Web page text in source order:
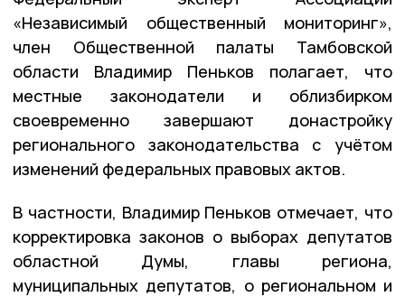
«Независимый общественный мониторинг»,
член Общественной палаты Тамбовской
области Владимир Пеньков полагает, что
местные законодатели и облизбирком
своевременно завершают донастройку
регионального законодательства с учётом
изменений федеральных правовых актов.
В частности, Владимир Пеньков отмечает, что
корректировка законов о выборах депутатов
областной Думы, главы региона,
муниципальных депутатов, о региональном и